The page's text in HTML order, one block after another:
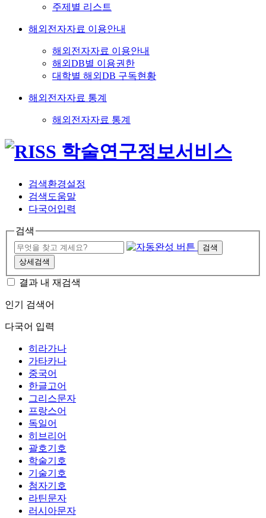
주제별 리스트
해외전자자료 이용안내
해외전자자료 이용안내
해외DB별 이용권한
대학별 해외DB 구독현황
해외전자자료 통계
해외전자자료 통계
검색환경설정
검색도움말
다국어입력
검색
검색
상세검색
결과 내 재검색
인기 검색어
다국어 입력
히라가나
가타카나
중국어
한글고어
그리스문자
프랑스어
독일어
히브리어
괄호기호
학술기호
기술기호
첨자기호
라틴문자
러시아문자